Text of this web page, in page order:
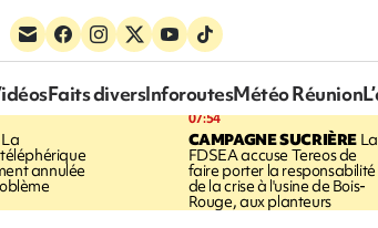
Faits diversInforoutesMétéo Réunion
annulée
07:54
CAMPAGNE SUCRIÈRE La
FDSEA accuse Tereos de
faire porter la responsabilité
de la crise à l'usine de Bois-
Rouge, aux planteurs